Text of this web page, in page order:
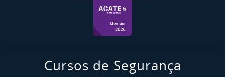
Cursos de Segurança